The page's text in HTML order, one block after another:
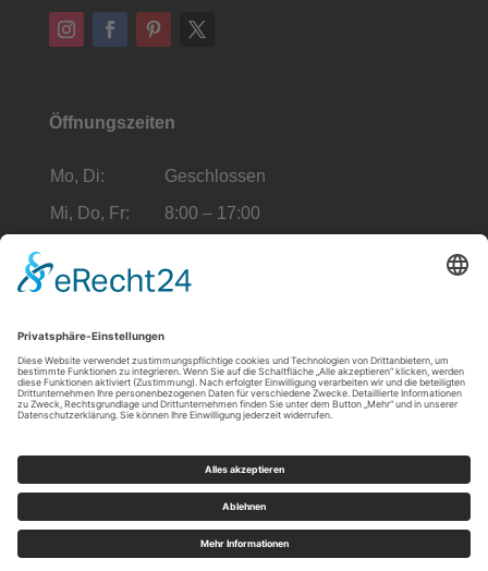
Öffnungszeiten
Mo, Di:
Geschlossen
Mi, Do, Fr:
8:00 – 17:00
Sonntag:
Geschlossen
Sonstiges
Impressum
Datenschutzerklärung
Widerrufsbelehrung
Versand und Kosten
AGB